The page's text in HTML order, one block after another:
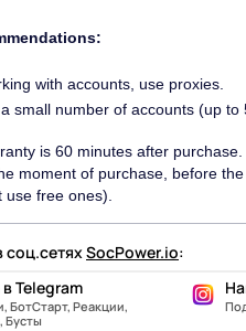
with accounts, use proxies.
small number of accounts (up to
is 60 minutes after
moment of purchase, before
free ones).
соц.сетяхSocPower.io:
Telegram
БотСтарт, Реакции,
Бусты